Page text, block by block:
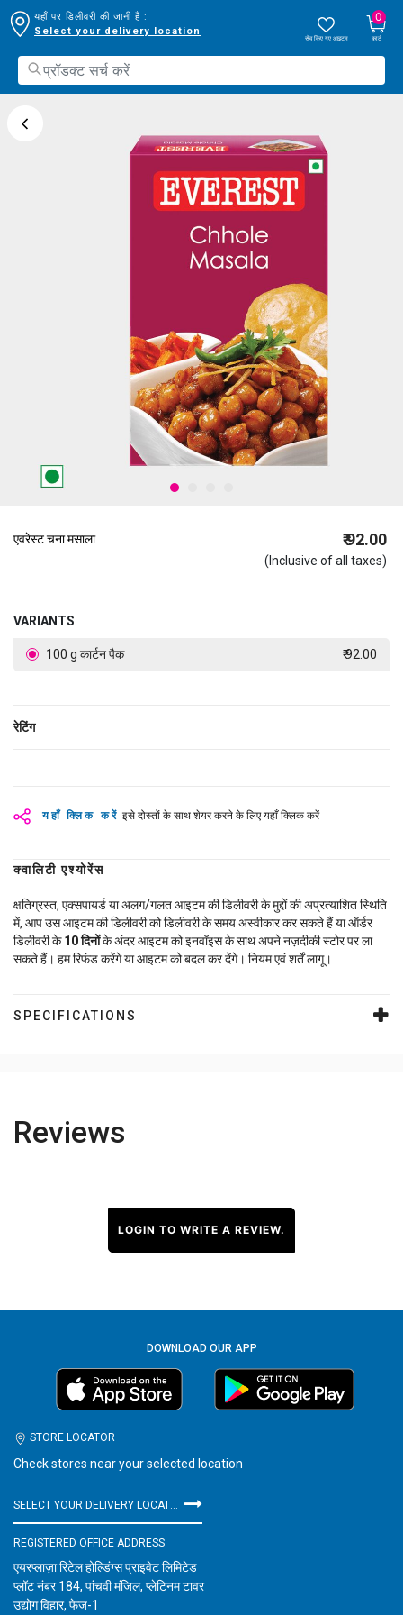
यहाँ पर डिलीवरी की जानी है :
Select your delivery location
सेव किए गए आइटम
0
कार्ट
एवरेस्ट चना मसाला ₹ 92.00
(Inclusive of all taxes)
VARIANTS
100 g कार्टन पैक ₹ 92.00
रेटिंग
यहाँ क्लिक करें इसे दोस्तों के साथ शेयर करने के लिए यहाँ क्लिक करें
क्वालिटी एश्योरेंस
क्षतिग्रस्त, एक्सपायर्ड या अलग/गलत आइटम की डिलीवरी के मुद्दों की अप्रत्याशित स्थिति
में, आप उस आइटम की डिलीवरी को डिलीवरी के समय अस्वीकार कर सकते हैं या ऑर्डर
डिलीवरी के 10दिनोंके अंदर आइटम को इनवॉइस के साथ अपने नज़दीकी स्टोर पर ला
सकते हैं। हम रिफंड करेंगे या आइटम को बदल कर देंगे। नियम एवं शर्तें लागू।
SPECIFICATIONS
Reviews
LOGIN TO WRITE A REVIEW.
DOWNLOAD OUR APP
STORE LOCATOR
Check stores near your selected location
REGISTERED OFFICE ADDRESS
एयरप्लाज़ा रिटेल होल्डिंग्स प्राइवेट लिमिटेड
प्लॉट नंबर 184, पांचवी मंजिल, प्लेटिनम टावर
उद्योग विहार, फेज-1